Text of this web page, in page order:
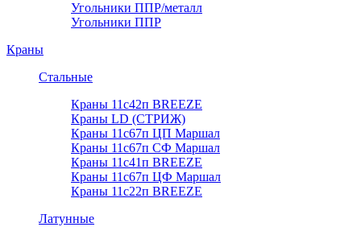
Угольники ППР/металл
Угольники ППР
Краны
Стальные
Краны 11с42п BREEZE
Краны LD (СТРИЖ)
Краны 11с67п ЦП Маршал
Краны 11с67п СФ Маршал
Краны 11с41п BREEZE
Краны 11с67п ЦФ Маршал
Краны 11с22п BREEZE
Латунные